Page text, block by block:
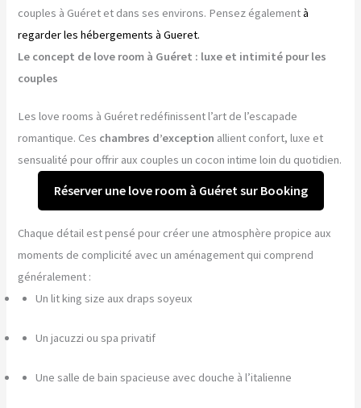
couples à Guéret et dans ses environs. Pensez égalementà
regarder les hébergements à Gueret.
Le concept de love room à Guéret : luxe et intimité pour les
couples
Les love rooms à Guéret redéfinissent l’art de l’escapade
romantique. Ces chambres d’exception allient confort, luxe et
sensualité pour offrir aux couples un cocon intime loin du quotidien.
Réserver une love room à Guéret sur Booking
Chaque détail est pensé pour créer une atmosphère propice aux
moments de complicité avec un aménagement qui comprend
généralement :
Un lit king size aux draps soyeux
Un jacuzzi ou spa privatif
Une salle de bain spacieuse avec douche à l’italienne